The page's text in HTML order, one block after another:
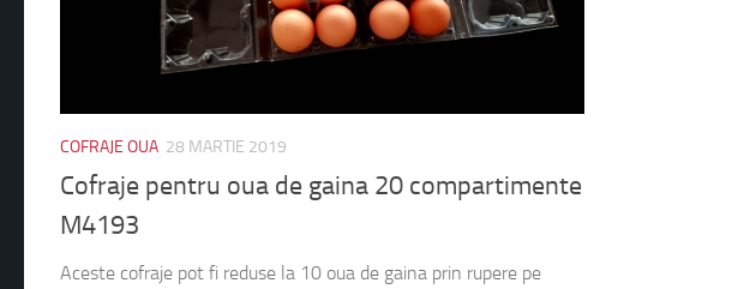
COFRAJE OUA 28 MARTIE 2019
Cofraje pentru oua de gaina 20 compartimente
M4193
Aceste cofraje pot fi reduse la 10 oua de gaina prin rupere pe